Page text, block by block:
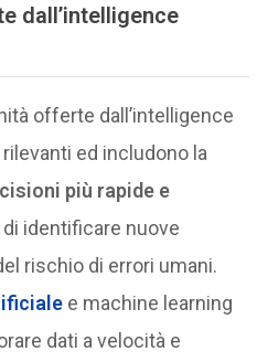
dall’intelligence
offerte dall’intelligence
ed includono la
più rapide e
identificare nuove
rischio di errori umani.
e machine learning
dati a velocità e